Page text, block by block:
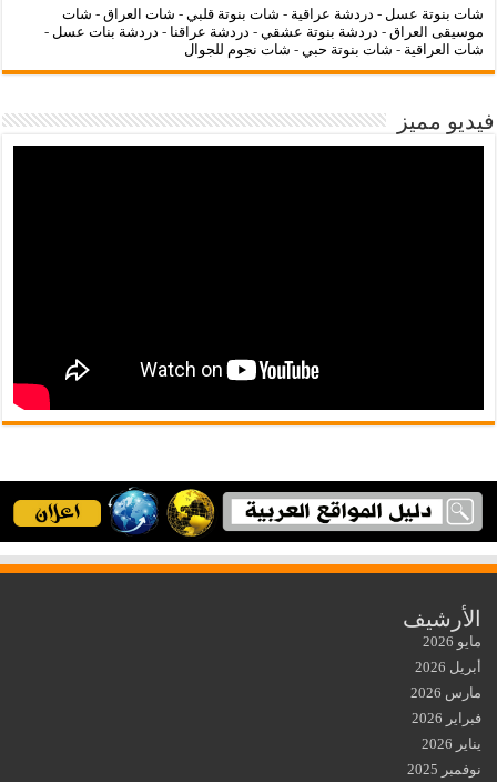
شات بنوتة عسل - دردشة عراقية - شات بنوتة قلبي - شات العراق- شات
موسيقى العراق - دردشة بنوتة عشقي - دردشة عراقنا - دردشة بنات عسل -
شات العراقية - شات بنوتة حبي - شات نجوم للجوال
فيديو مميز
الأرشيف
مايو 2026
أبريل 2026
مارس 2026
فبراير 2026
يناير 2026
نوفمبر 2025